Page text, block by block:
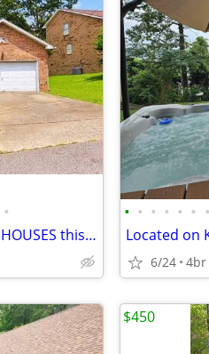
•
NEW MOVE-IN AUG 2/26 - OPEN HOUSES this Sat 11-1, Sun 1-3
• • • • • • •
6/24 4br
$450